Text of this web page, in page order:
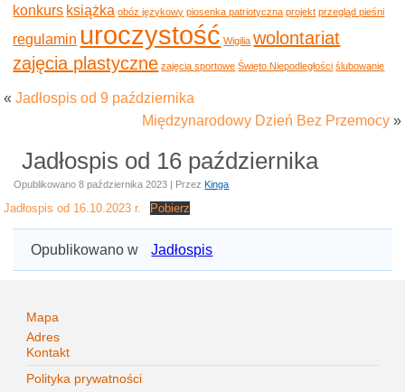
konkurs książka obóz językowy piosenka patriotyczna projekt przegląd pieśni
regulamin uroczystość Wigilia wolontariat
zajęcia plastyczne zajęcia sportowe Święto Niepodległości ślubowanie
«Jadłospis od 9 października
Międzynarodowy Dzień Bez Przemocy»
Jadłospis od 16 października
Opublikowano 8 października 2023 | Przez Kinga
Jadłospis od 16.10.2023 r. Pobierz
Opublikowano w Jadłospis
Mapa
Adres
Kontakt
Polityka prywatności